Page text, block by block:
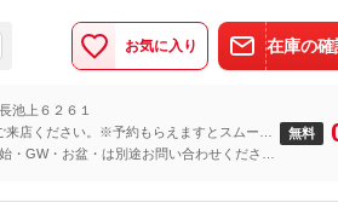
お気に入り 在庫の確
池上６２６１
店ください。※予約もらえますとスムーズ
・GW・お盆・は別途お問い合わせくださ
無料